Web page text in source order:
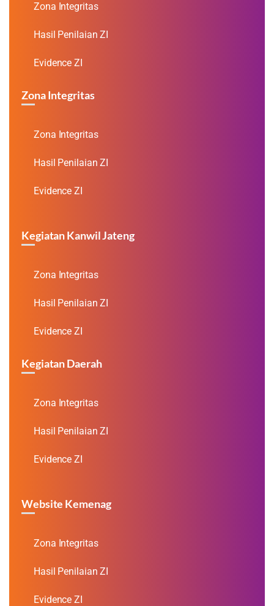
Zona Integritas
Hasil Penilaian ZI
Evidence ZI
Zona Integritas
Zona Integritas
Hasil Penilaian ZI
Evidence ZI
Kegiatan Kanwil Jateng
Zona Integritas
Hasil Penilaian ZI
Evidence ZI
Kegiatan Daerah
Zona Integritas
Hasil Penilaian ZI
Evidence ZI
Website Kemenag
Zona Integritas
Hasil Penilaian ZI
Evidence ZI